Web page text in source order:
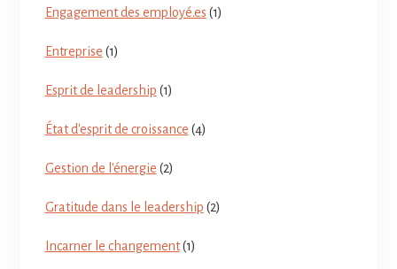
Engagement des employé.es (1)
Entreprise (1)
Esprit de leadership (1)
État d'esprit de croissance (4)
Gestion de l'énergie (2)
Gratitude dans le leadership (2)
Incarner le changement(1)